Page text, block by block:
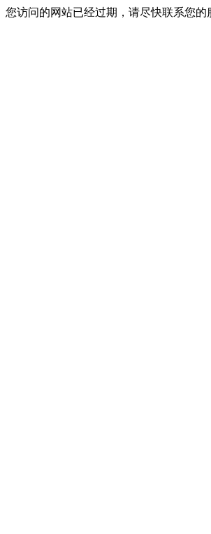
您访问的网站已经过期，请尽快联系您的